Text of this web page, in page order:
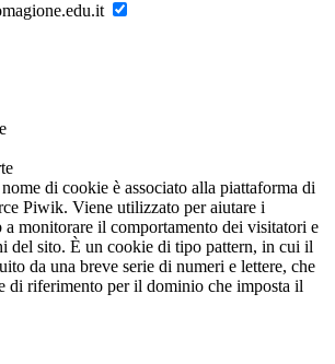
di cookie è associato alla piattaforma di
Piwik. Viene utilizzato per aiutare i
monitorare il comportamento dei visitatori e
del sito. È un cookie di tipo pattern, in cui il
da una breve serie di numeri e lettere, che
di riferimento per il dominio che imposta il